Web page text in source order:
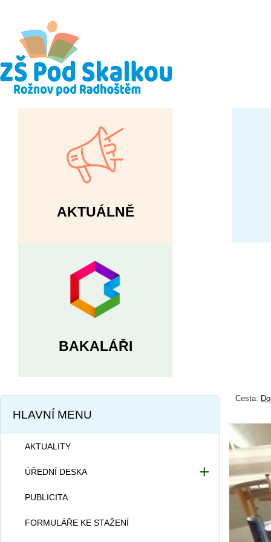
AKTUÁLNĚ
BAKALÁŘI
Cesta:
HLAVNÍ MENU
AKTUALITY
ÚŘEDNÍ DESKA
Dokumentace školy
PUBLICITA
FORMULÁŘE KE STAŽENÍ